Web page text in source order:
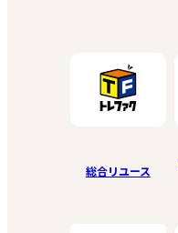
総合リユース